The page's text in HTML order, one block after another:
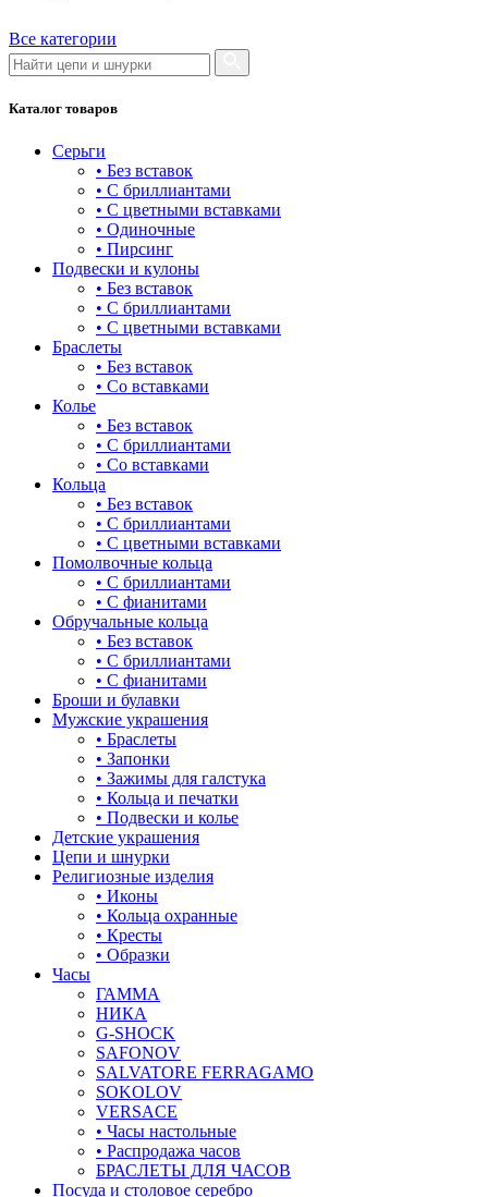
Все категории
Каталог товаров
Серьги
• Без вставок
• С бриллиантами
• С цветными вставками
• Одиночные
• Пирсинг
Подвески и кулоны
• Без вставок
• С бриллиантами
• С цветными вставками
Браслеты
• Без вставок
• Со вставками
Колье
• Без вставок
• С бриллиантами
• Со вставками
Кольца
• Без вставок
• С бриллиантами
• С цветными вставками
Помолвочные кольца
• С бриллиантами
• С фианитами
Обручальные кольца
• Без вставок
• С бриллиантами
• С фианитами
Броши и булавки
Мужские украшения
• Браслеты
• Запонки
• Зажимы для галстука
• Кольца и печатки
• Подвески и колье
Детские украшения
Цепи и шнурки
Религиозные изделия
• Иконы
• Кольца охранные
• Кресты
• Образки
Часы
ГАММА
НИКА
G-SHOCK
SAFONOV
SALVATORE FERRAGAMO
SOKOLOV
VERSACE
• Часы настольные
• Распродажа часов
БРАСЛЕТЫ ДЛЯ ЧАСОВ
Посуда и столовое серебро